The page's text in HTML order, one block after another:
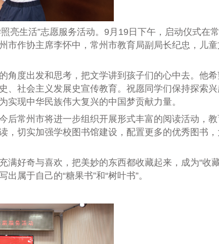
亮生活”志愿服务活动。9月19日下午，启动仪式在
作协主席李怀中，常州市教育局副局长纪忠，儿童
度出发和思考，把文学讲到孩子们的心中去。 他
、社会主义发展史宣传教育。祝愿同学们保持探索
现中华民族伟大复兴的中国梦贡献力量。
常州市将进一步组织开展形式丰富的阅读活动，
切实加强学校图书馆建设，配置更多的优秀图书
充满好奇与喜欢，把美妙的东西都收藏起来，成为“收藏
出属于自己的“糖果书”和“树叶书”。